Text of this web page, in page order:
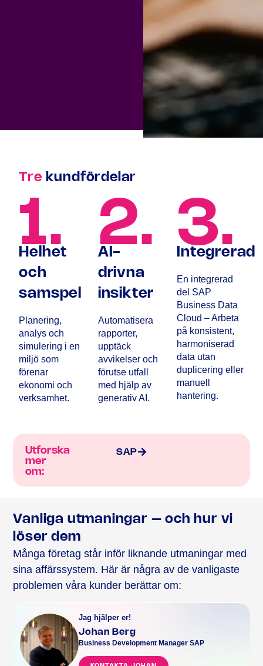
Tre kundfördelar
1.
Helhet
och
samspel
Planering,
analys och
simulering i en
miljö som
förenar
ekonomi och
verksamhet.
2.
AI-
drivna
insikter
Automatisera
rapporter,
upptäck
avvikelser och
förutse utfall
med hjälp av
generativ AI.
3.
Integrerad
En integrerad
del SAP
Business Data
Cloud – Arbeta
på konsistent,
harmoniserad
data utan
duplicering eller
manuell
hantering.
Utforska
mer
om:
SAP
Vanliga utmaningar – och hur vi
löser dem
Många företag står inför liknande utmaningar med
sina affärssystem. Här är några av de vanligaste
problemen våra kunder berättar om:
Jag hjälper er!
Johan Berg
Business Development Manager SAP